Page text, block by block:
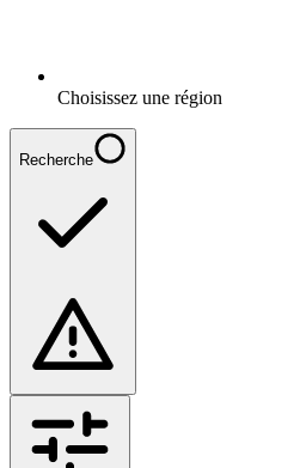
Choisissez une région
Recherche